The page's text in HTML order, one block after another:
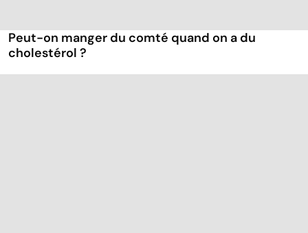
Peut-on manger du comté quand on a du
cholestérol ?